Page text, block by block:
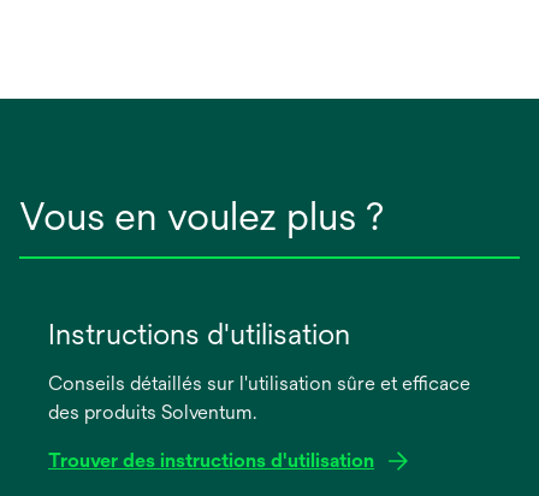
Vous en voulez plus ?
Instructions d'utilisation
Conseils détaillés sur l'utilisation sûre et efficace
des produits Solventum.
Trouver des instructions d'utilisation